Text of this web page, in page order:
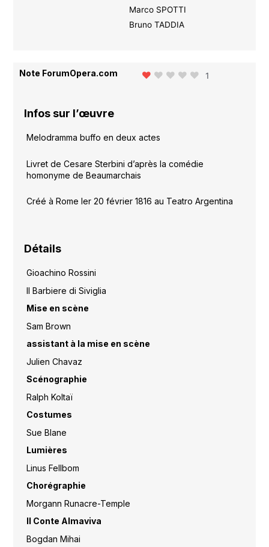
Marco SPOTTI
Bruno TADDIA
Note ForumOpera.com 1
Infos sur l’œuvre
Melodramma buffo en deux actes
Livret de Cesare Sterbini d’après la comédie
homonyme de Beaumarchais
Créé à Rome ler 20 février 1816 au Teatro Argentina
Détails
Gioachino Rossini
Il Barbiere di Siviglia
Mise en scène
Sam Brown
assistant à la mise en scène
Julien Chavaz
Scénographie
Ralph Koltaï
Costumes
Sue Blane
Lumières
Linus Fellbom
Chorégraphie
Morgann Runacre-Temple
Il Conte Almaviva
Bogdan Mihai